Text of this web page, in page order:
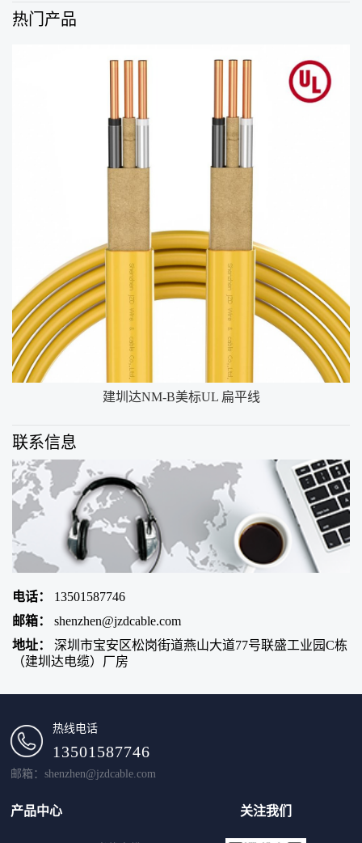
热门产品
建圳达NM-B美标UL 扁平线
联系信息
电话：
13501587746
邮箱：
shenzhen@jzdcable.com
地址：
深圳市宝安区松岗街道燕山大道77号联盛工业园C栋
（建圳达电缆）厂房
热线电话
13501587746
邮箱：shenzhen@jzdcable.com
产品中心 关注我们